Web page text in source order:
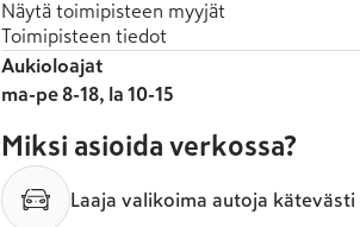
Näytä toimipisteen myyjät
Toimipisteen tiedot
Aukioloajat
ma-pe 8-18, la 10-15
Miksi asioida verkossa?
Laaja valikoima autoja